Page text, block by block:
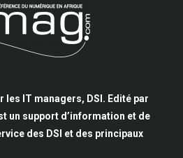
les IT managers, DSI. Edité par
un support d’information et de
des DSI et des principaux